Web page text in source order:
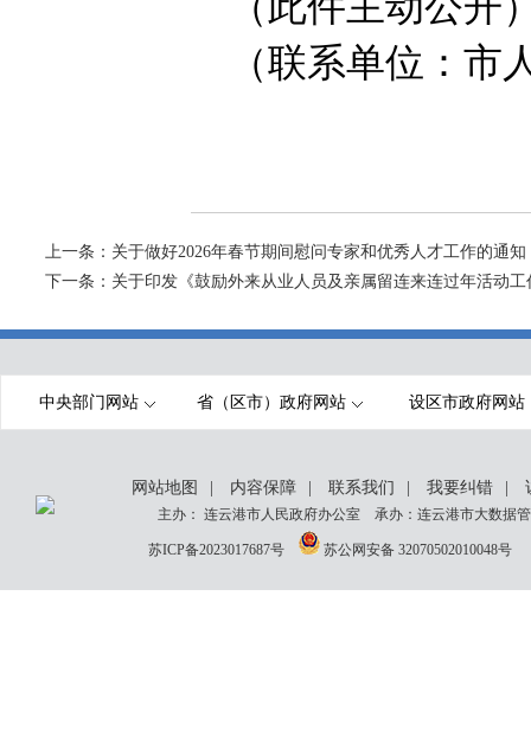
（联系单位：市
上一条： 关于做好2026年春节期间慰问专家和优秀人才工作的通知
下一条： 关于印发《鼓励外来从业人员及亲属留连来连过年活动
中央部门网站 省（区市）政府网站 设区市政府网站
网站地图 内容保障 联系我们 我要纠错
主办： 连云港市人民政府办公室 承办：连云港市大数据
苏ICP备2023017687号 苏公网安备 32070502010048号